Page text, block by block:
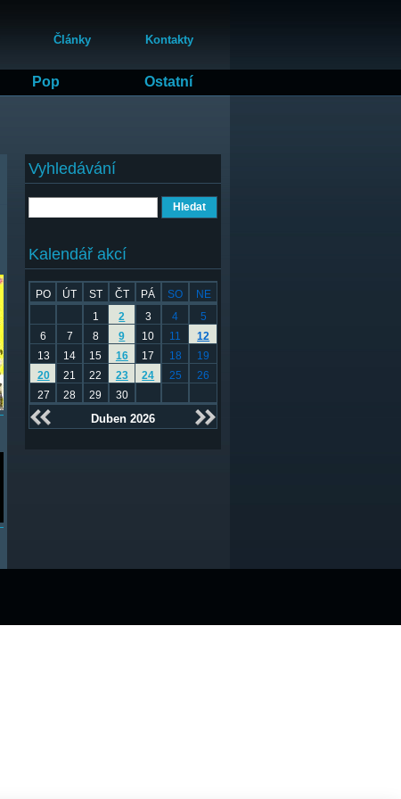
Články Kontakty
Pop Ostatní
Vyhledávání
Kalendář akcí
PO ÚT ST ČT PÁ SO
NE
1
2 3 4
5
6
7 8 9 10 11
12
13
14 15 16 17 18
19
20
21 22 23 24 25
26
27
28 29 30
Duben 2026